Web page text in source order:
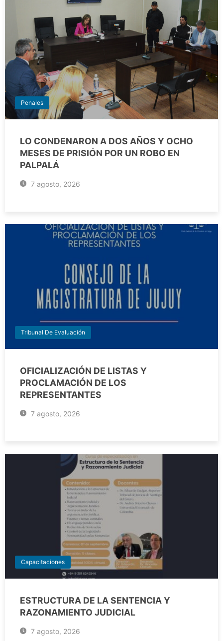
Penales
LO CONDENARON A DOS AÑOS Y OCHO
MESES DE PRISIÓN POR UN ROBO EN
PALPALÁ
7 agosto, 2026
Tribunal De Evaluación
OFICIALIZACIÓN DE LISTAS Y
PROCLAMACIÓN DE LOS
REPRESENTANTES
7 agosto, 2026
Capacitaciones
ESTRUCTURA DE LA SENTENCIA Y
RAZONAMIENTO JUDICIAL
7 agosto, 2026